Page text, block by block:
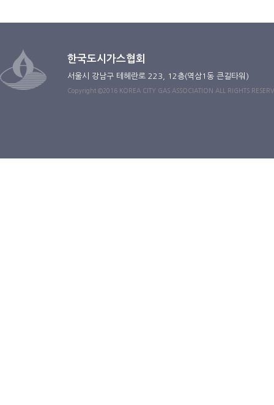
한국도시가스협회
서울시 강남구 테헤란로 223, 12층(역삼1동 큰길타워)
Copyright ©2016 KOREA CITY GAS ASSOCIATION ALL RIGHTS